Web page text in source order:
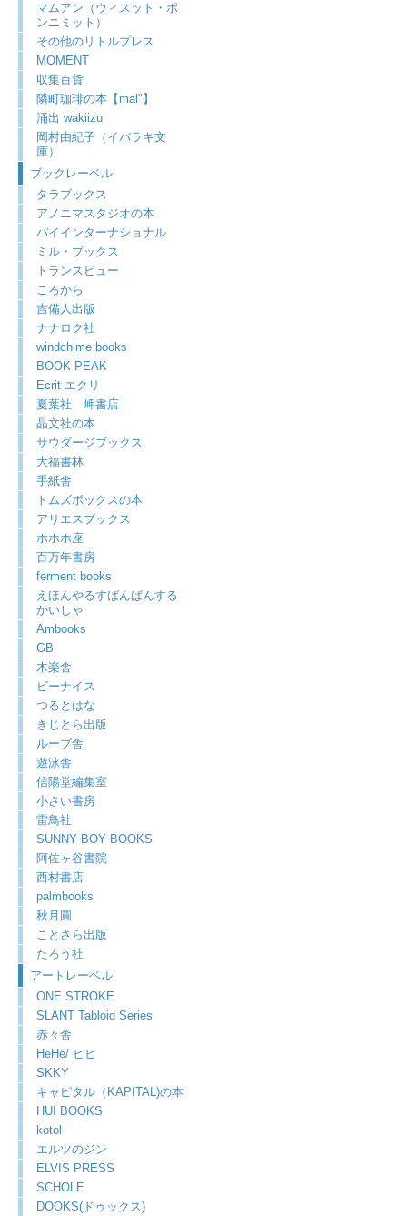
マムアン（ウィスット・ポ
ンニミット）
その他のリトルプレス
MOMENT
収集百貨
隣町珈琲の本【mal"】
涌出 wakiizu
岡村由紀子（イバラキ文
庫）
ブックレーベル
タラブックス
アノニマスタジオの本
パイインターナショナル
ミル・ブックス
トランスビュー
ころから
吉備人出版
ナナロク社
windchime books
BOOK PEAK
Ecrit エクリ
夏葉社 岬書店
晶文社の本
サウダージブックス
大福書林
手紙舎
トムズボックスの本
アリエスブックス
ホホホ座
百万年書房
ferment books
えほんやるすばんばんする
かいしゃ
Ambooks
GB
木楽舎
ビーナイス
つるとはな
きじとら出版
ループ舎
遊泳舎
信陽堂編集室
小さい書房
雷鳥社
SUNNY BOY BOOKS
阿佐ヶ谷書院
西村書店
palmbooks
秋月圓
ことさら出版
たろう社
アートレーベル
ONE STROKE
SLANT Tabloid Series
赤々舎
HeHe/ ヒヒ
SKKY
キャピタル（KAPITAL)の本
HUI BOOKS
kotol
エルツのジン
ELVIS PRESS
SCHOLE
DOOKS(ドゥックス)